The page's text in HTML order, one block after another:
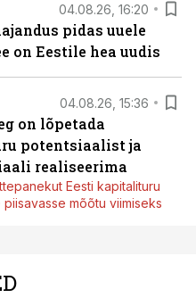
04.08.26, 16:20
pidas uuele
on Eestile hea uudis
04.08.26, 15:36
on lõpetada
potentsiaalist ja
realiseerima
Eesti kapitalituru
mõõtu viimiseks